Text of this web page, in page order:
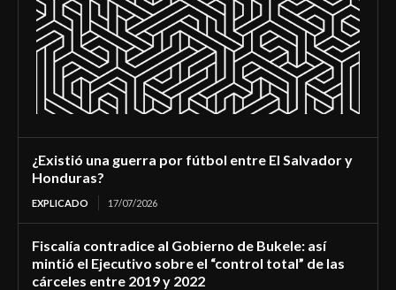
¿Existió una guerra por fútbol entre El Salvador y
Honduras?
EXPLICADO 17/07/2026
Fiscalía contradice al Gobierno de Bukele: así
mintió el Ejecutivo sobre el “control total” de las
cárceles entre 2019 y 2022